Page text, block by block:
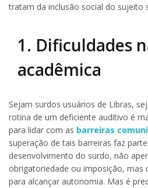
tratam da inclusão social do sujeito
1. Dificuldades
acadêmica
Sejam surdos usuários de Libras,
rotina de um deficiente auditivo é
para lidar com as barreiras
superação de tais barreiras faz
desenvolvimento do surdo, não
obrigatoriedade ou imposição, mas
para alcançar autonomia. Mas é